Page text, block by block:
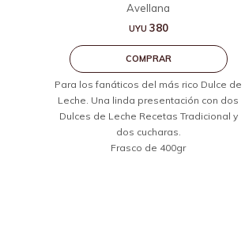
Avellana
UYU 380
Para los fanáticos del más rico Dulce de
Leche. Una linda presentación con dos
Dulces de Leche Recetas Tradicional y
dos cucharas.
Frasco de 400gr